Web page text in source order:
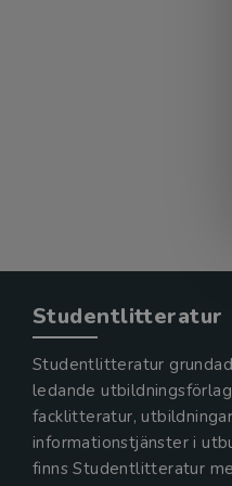
Studentlitteratur
Studentlitteratur
ledande
facklitteratur,
informationstjänster i
finns Studentlitteratur